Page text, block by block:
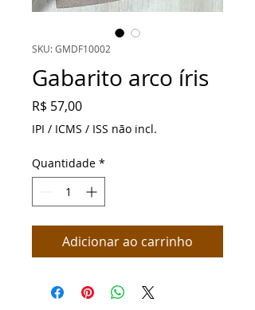
SKU: GMDF10002
Gabarito arco íris
R$ 57,00Preço
IPI / ICMS / ISS não incl.
Quantidade *
Adicionar ao carrinho